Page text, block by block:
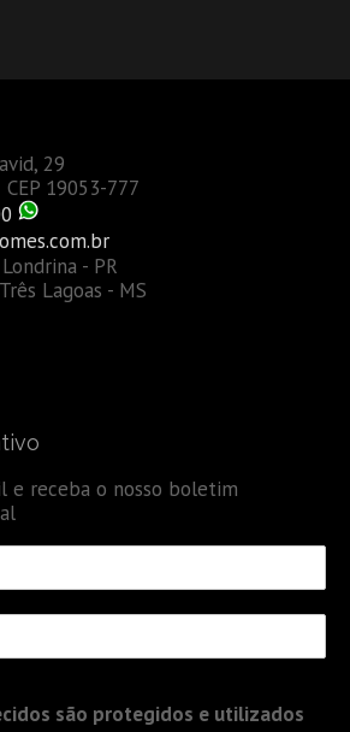
29
19053-777
- PR
Lagoas - MS
e receba o nosso boletim
são protegidos e utilizados